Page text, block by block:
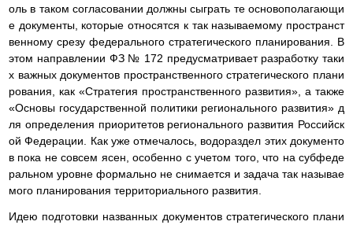
оль в таком согласовании должны сыграть те основополагающи
е документы, которые относятся к так называемому пространст
венному срезу федерального стратегического планирования. В
этом направлении ФЗ № 172 предусматривает разработку таки
х важных документов пространственного стратегического плани
рования, как «Стратегия пространственного развития», а также
«Основы государственной политики регионального развития» д
ля определения приоритетов регионального развития Российск
ой Федерации. Как уже отмечалось, водораздел этих документо
в пока не совсем ясен, особенно с учетом того, что на субфеде
ральном уровне формально не снимается и задача так называе
мого планирования территориального развития.
Идею подготовки названных документов стратегического плани